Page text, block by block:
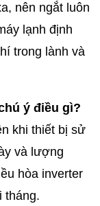
nên ngắt luôn
lạnh định
trong lành và
ý điều gì?
khi thiết bị sử
và lượng
hòa inverter
tháng.